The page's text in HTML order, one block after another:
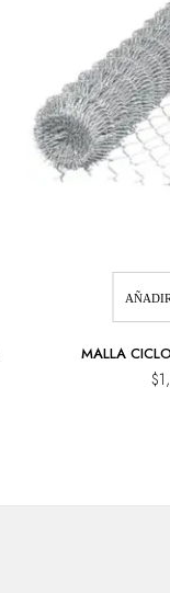
MALLA
$